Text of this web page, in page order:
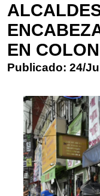
EN
Publicado: 24/